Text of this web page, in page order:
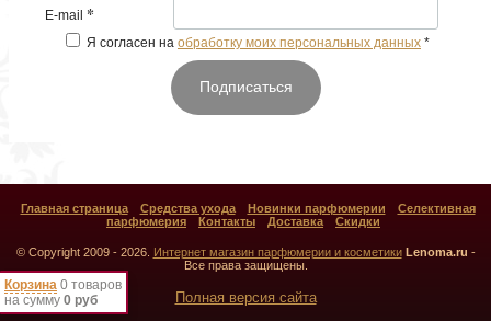
Корзина 0 товаров
на сумму 0 руб
E-mail *
Я согласен на обработку моих персональных данных *
Подписаться
Главная страница Средства ухода Новинки парфюмерии
Селективная
парфюмерия
Контакты Доставка Скидки
© Copyright 2009 - 2026. Интернет магазин парфюмерии и косметики Lenoma.ru -
Все права защищены.
Полная версия сайта